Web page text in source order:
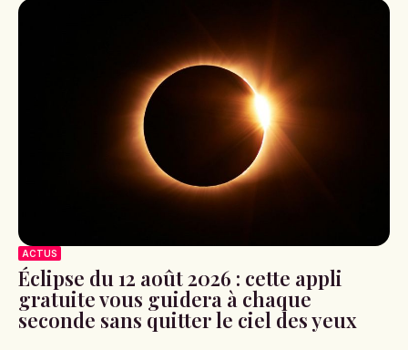
ACTUS
Éclipse du 12 août 2026 : cette appli
gratuite vous guidera à chaque
seconde sans quitter le ciel des yeux